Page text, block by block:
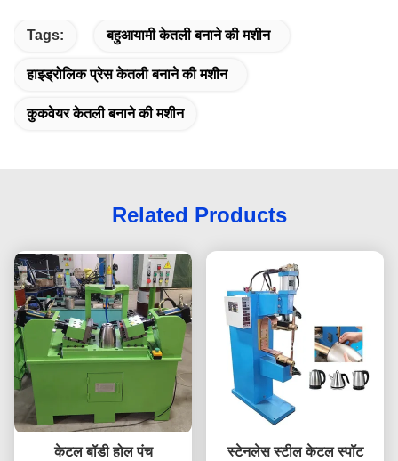
Tags: बहुआयामी केतली बनाने की मशीन
हाइड्रोलिक प्रेस केतली बनाने की मशीन
कुकवेयर केतली बनाने की मशीन
Related Products
केटल बॉडी होल पंच
स्टेनलेस स्टील केटल स्पॉट